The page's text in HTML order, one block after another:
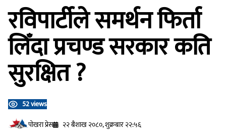
रविपार्टीले समर्थन फिर्ता
लिँदा प्रचण्ड सरकार कति
सुरक्षित ?
52 views
प‍ोखरा प्रेस
२२ बैशाख २०८०, शुक्रबार २२:५६